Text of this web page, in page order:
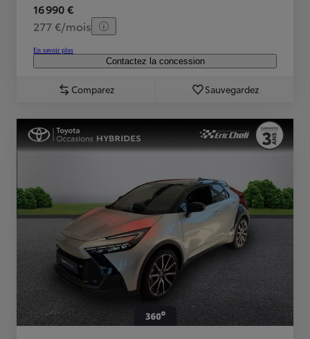
16 990 €
277 €/mois
En savoir plus
Contactez la concession
Comparez Sauvegardez